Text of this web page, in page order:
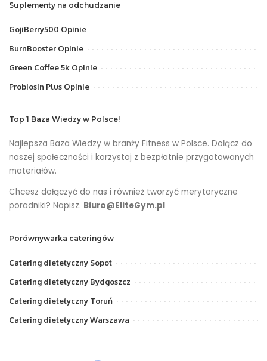
Suplementy na odchudzanie
GojiBerry500 Opinie
BurnBooster Opinie
Green Coffee 5k Opinie
Probiosin Plus Opinie
Top 1 Baza Wiedzy w Polsce!
Najlepsza Baza Wiedzy w branży Fitness w Polsce. Dołącz do
naszej społeczności i korzystaj z bezpłatnie przygotowanych
materiałów.
Chcesz dołączyć do nas i również tworzyć merytoryczne
poradniki? Napisz. Biuro@EliteGym.pl
Porównywarka cateringów
Catering dietetyczny Sopot
Catering dietetyczny Bydgoszcz
Catering dietetyczny Toruń
Catering dietetyczny Warszawa